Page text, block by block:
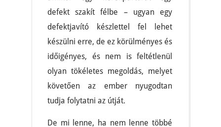
defekt szakít félbe – ugyan egy
defektjavító készlettel fel lehet
készülni erre, de ez körülményes és
időigényes, és nem is feltétlenül
olyan tökéletes megoldás, melyet
követően az ember nyugodtan
tudja folytatni az útját.
De mi lenne, ha nem lenne többé